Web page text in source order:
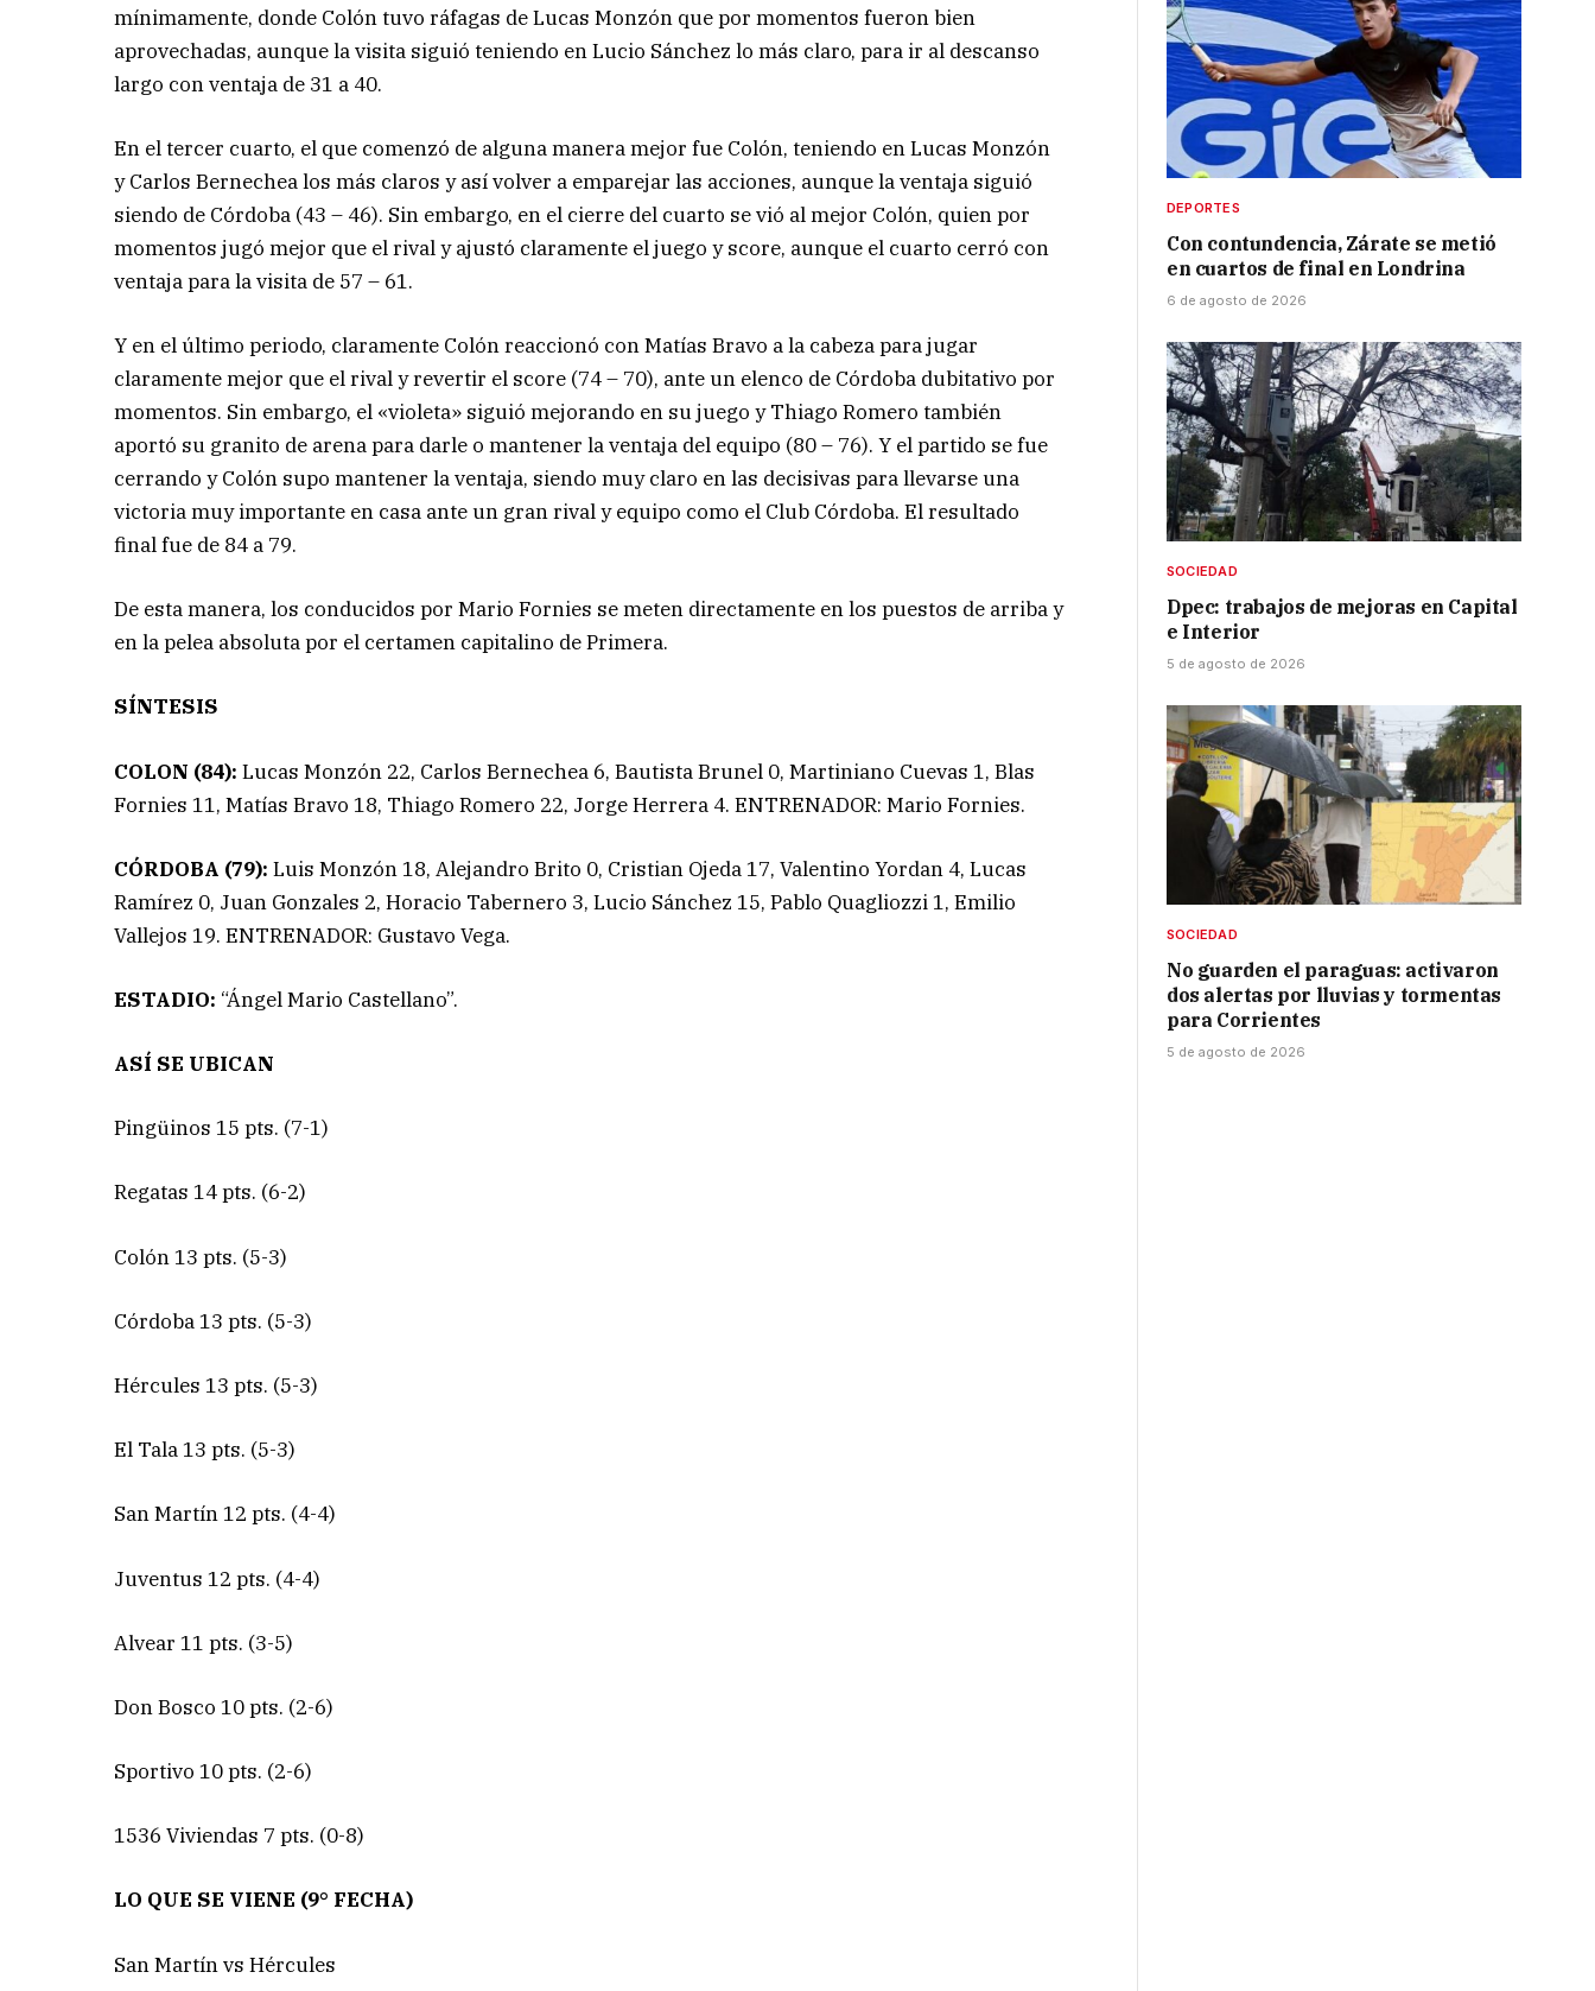
mínimamente, donde Colón tuvo ráfagas de Lucas Monzón que por momentos fueron bien
aprovechadas, aunque la visita siguió teniendo en Lucio Sánchez lo más claro, para ir al descanso
largo con ventaja de 31 a 40.
En el tercer cuarto, el que comenzó de alguna manera mejor fue Colón, teniendo en Lucas Monzón
y Carlos Bernechea los más claros y así volver a emparejar las acciones, aunque la ventaja siguió
siendo de Córdoba (43 – 46). Sin embargo, en el cierre del cuarto se vió al mejor Colón, quien por
momentos jugó mejor que el rival y ajustó claramente el juego y score, aunque el cuarto cerró con
ventaja para la visita de 57 – 61.
Y en el último periodo, claramente Colón reaccionó con Matías Bravo a la cabeza para jugar
claramente mejor que el rival y revertir el score (74 – 70), ante un elenco de Córdoba dubitativo por
momentos. Sin embargo, el «violeta» siguió mejorando en su juego y Thiago Romero también
aportó su granito de arena para darle o mantener la ventaja del equipo (80 – 76). Y el partido se fue
cerrando y Colón supo mantener la ventaja, siendo muy claro en las decisivas para llevarse una
victoria muy importante en casa ante un gran rival y equipo como el Club Córdoba. El resultado
final fue de 84 a 79.
De esta manera, los conducidos por Mario Fornies se meten directamente en los puestos de arriba y
en la pelea absoluta por el certamen capitalino de Primera.
SÍNTESIS
COLON (84): Lucas Monzón 22, Carlos Bernechea 6, Bautista Brunel 0, Martiniano Cuevas 1, Blas
Fornies 11, Matías Bravo 18, Thiago Romero 22, Jorge Herrera 4. ENTRENADOR: Mario Fornies.
CÓRDOBA (79): Luis Monzón 18, Alejandro Brito 0, Cristian Ojeda 17, Valentino Yordan 4, Lucas
Ramírez 0, Juan Gonzales 2, Horacio Tabernero 3, Lucio Sánchez 15, Pablo Quagliozzi 1, Emilio
Vallejos 19. ENTRENADOR: Gustavo Vega.
ESTADIO: “Ángel Mario Castellano”.
ASÍ SE UBICAN
Pingüinos 15 pts. (7-1)
Regatas 14 pts. (6-2)
Colón 13 pts. (5-3)
Córdoba 13 pts. (5-3)
Hércules 13 pts. (5-3)
El Tala 13 pts. (5-3)
San Martín 12 pts. (4-4)
Juventus 12 pts. (4-4)
Alvear 11 pts. (3-5)
Don Bosco 10 pts. (2-6)
Sportivo 10 pts. (2-6)
1536 Viviendas 7 pts. (0-8)
LO QUE SE VIENE (9° FECHA)
San Martín vs Hércules
DEPORTES
Con contundencia, Zárate se metió
en cuartos de final en Londrina
6 de agosto de 2026
SOCIEDAD
Dpec: trabajos de mejoras en Capital
e Interior
5 de agosto de 2026
SOCIEDAD
No guarden el paraguas: activaron
dos alertas por lluvias y tormentas
para Corrientes
5 de agosto de 2026